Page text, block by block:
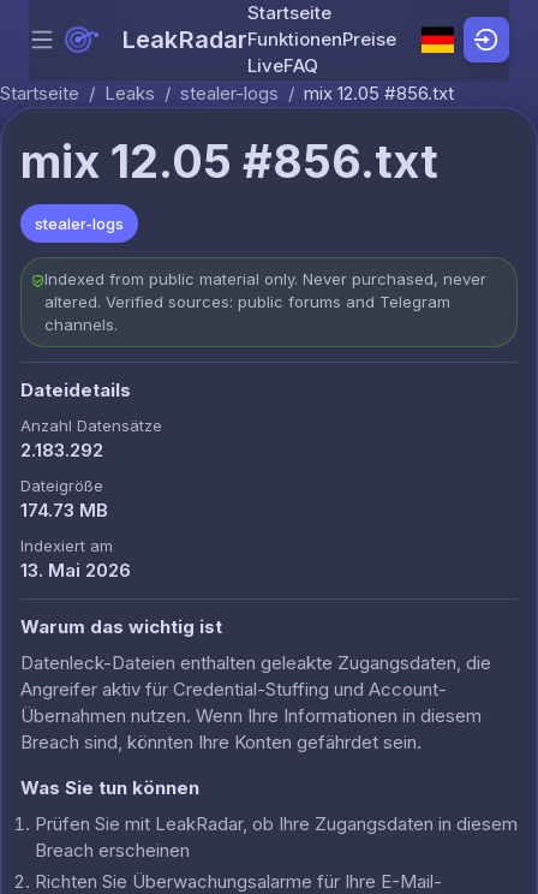
Skip to content
Menu LeakRadar
Startseite
FunktionenPreise
LiveFAQ
Startseite / Leaks / stealer-logs / mix 12.05 #856.txt
mix 12.05 #856.txt
stealer-logs
Indexed from public material only. Never purchased, never
altered. Verified sources: public forums and Telegram
channels.
Dateidetails
Anzahl Datensätze
2.183.292
Dateigröße
174.73 MB
Indexiert am
13. Mai 2026
Warum das wichtig ist
Datenleck-Dateien enthalten geleakte Zugangsdaten, die
Angreifer aktiv für Credential-Stuffing und Account-
Übernahmen nutzen. Wenn Ihre Informationen in diesem
Breach sind, könnten Ihre Konten gefährdet sein.
Was Sie tun können
Prüfen Sie mit LeakRadar, ob Ihre Zugangsdaten in diesem
Breach erscheinen
Richten Sie Überwachungsalarme für Ihre E-Mail-